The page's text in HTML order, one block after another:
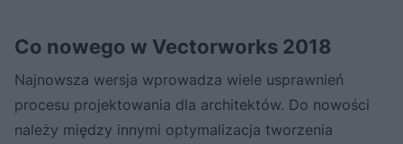
Co nowego w Vectorworks 2018
Najnowsza wersja wprowadza wiele usprawnień
procesu projektowania dla architektów. Do nowości
należy między innymi optymalizacja tworzenia